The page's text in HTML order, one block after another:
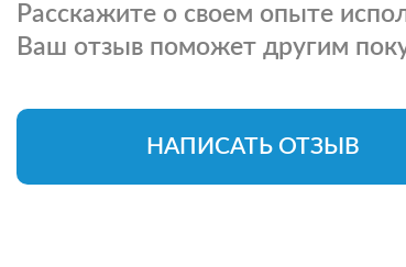
Расскажите о своем опыте
Ваш отзыв поможет другим
НАПИСАТЬ ОТЗЫВ